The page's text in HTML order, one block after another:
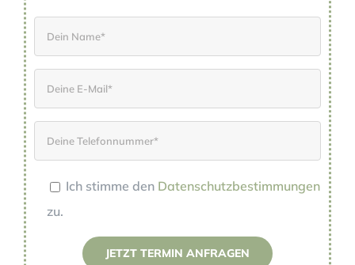
Ich stimme den Datenschutzbestimmungen
zu.
Please leave this field empty.